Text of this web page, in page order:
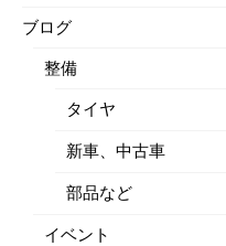
ブログ
整備
タイヤ
新車、中古車
部品など
イベント